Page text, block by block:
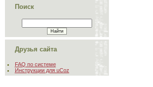
Поиск
Друзья сайта
FAQ по системе
Инструкции для uCoz